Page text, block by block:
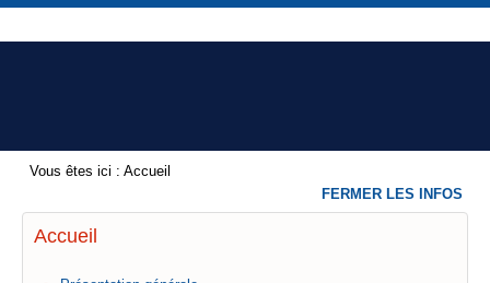
Vous êtes ici : Accueil
Accueil
FERMER LES INFOS